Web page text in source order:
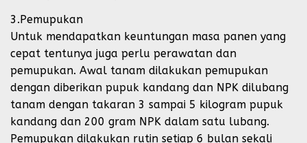
3.Pemupukan
Untuk mendapatkan keuntungan masa panen yang
cepat tentunya juga perlu perawatan dan
pemupukan. Awal tanam dilakukan pemupukan
dengan diberikan pupuk kandang dan NPK dilubang
tanam dengan takaran 3 sampai 5 kilogram pupuk
kandang dan 200 gram NPK dalam satu lubang.
Pemupukan dilakukan rutin setiap 6 bulan sekali